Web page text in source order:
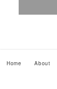
Home About